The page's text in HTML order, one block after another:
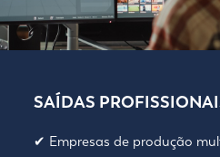
SAÍDAS
✔ Empresas de produção